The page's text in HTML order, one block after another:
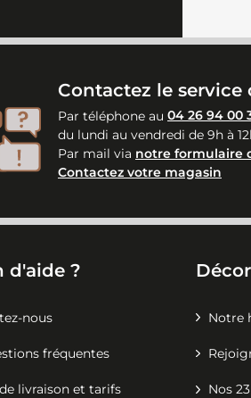
Contactez le service
Par téléphone au 04 26 94 00
du lundi au vendredi de 9h à
Par mail via notre formulaire
Contactez votre magasin
d'aide ?
nous
fréquentes
livraison et tarifs
Notre
Nos